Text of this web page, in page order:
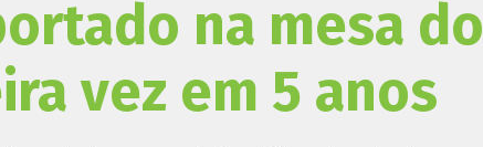
na mesa do
vez em 5 anos